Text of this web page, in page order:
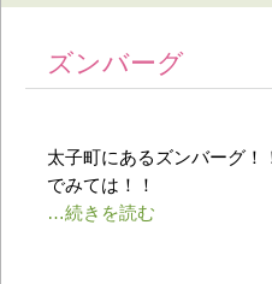
ズンバーグ
太子町にあるズンバーグ
でみては！！